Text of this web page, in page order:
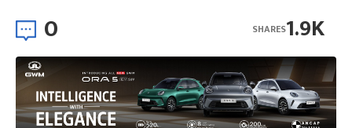
0 1.9K
SHARES